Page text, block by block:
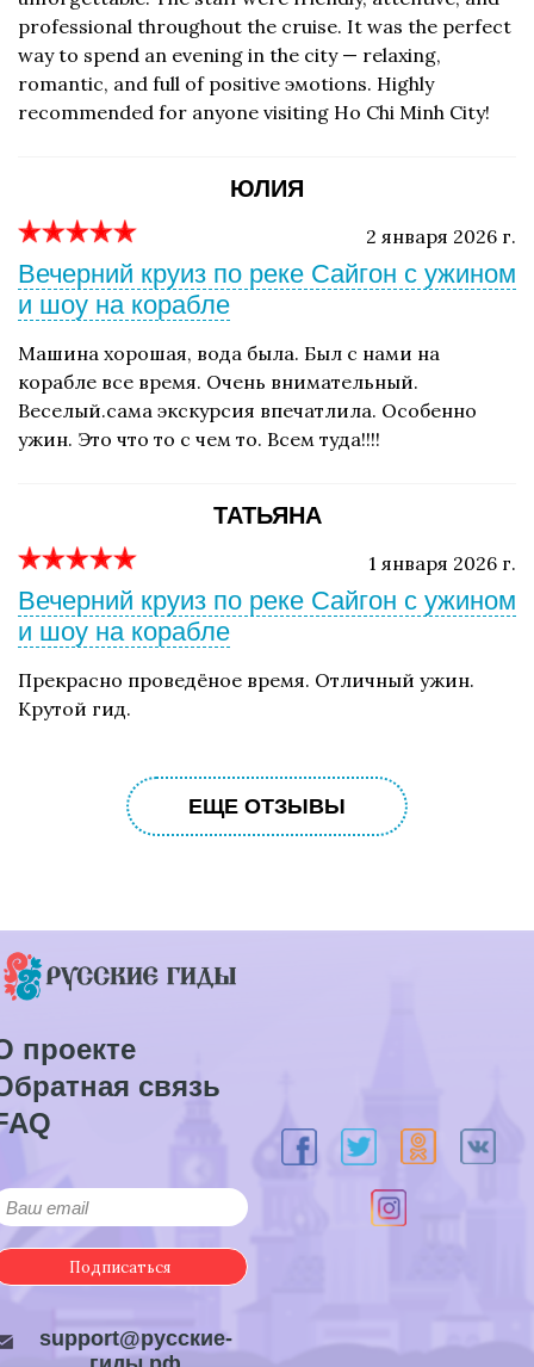
professional throughout the cruise. It was the perfect
way to spend an evening in the city — relaxing,
romantic, and full of positive эмоtions. Highly
recommended for anyone visiting Ho Chi Minh City!
ЮЛИЯ
2 января 2026 г.
Вечерний круиз по реке Сайгон с ужином
и шоу на корабле
Машина хорошая, вода была. Был с нами на
корабле все время. Очень внимательный.
Веселый.сама экскурсия впечатлила. Особенно
ужин. Это что то с чем то. Всем туда!!!!
ТАТЬЯНА
1 января 2026 г.
Вечерний круиз по реке Сайгон с ужином
и шоу на корабле
Прекрасно проведёное время. Отличный ужин.
Крутой гид.
ЕЩЕ ОТЗЫВЫ
проекте
связь
Подписаться
support@русские-